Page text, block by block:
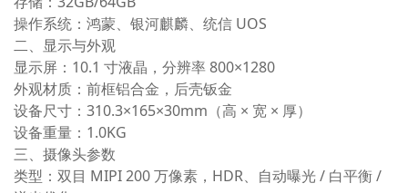
操作系统 ：鸿蒙、银河麒麟、统信 UOS
二、显示与外观
显示屏 ：10.1 寸液晶，分辨率 800×1280
外观材质 ：前框铝合金，后壳钣金
设备尺寸 ：310.3×165×30mm（高 × 宽 × 厚）
设备重量 ：1.0KG
三、摄像头参数
类型 ：双目 MIPI 200 万像素，HDR、自动曝光 / 白平衡 /